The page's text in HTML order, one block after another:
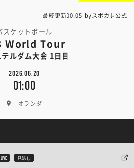
最終更新00:05 byスポカレ公式
スケットボール
World Tour
テルダム大会 1日目
2026.06.20
01:00
オランダ
LIVE 見逃し